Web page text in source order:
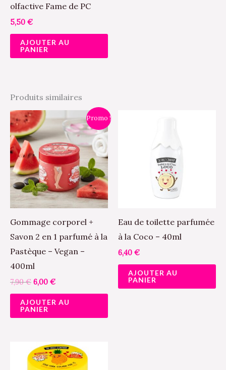
olfactive Fame de PC
5,50 €
AJOUTER AU
PANIER
Produits similaires
Promo !
Gommage corporel +
Savon 2 en 1 parfumé à la
Pastèque – Vegan –
400ml
7,90€
Le
prix
initial
était :
7,90 €.
6,00 €
prix
actuel
est :
6,00 €.
AJOUTER AU
PANIER
Eau de toilette parfumée
à la Coco – 40ml
6,40 €
AJOUTER AU
PANIER